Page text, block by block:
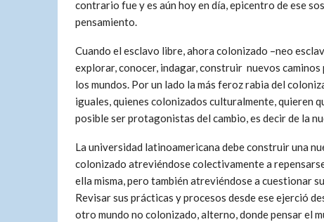
contrario fue y es aún hoy en día, epicentro de ese
pensamiento.
Cuando el esclavo libre, ahora colonizado –neo
explorar, conocer, indagar, construir nuevos
los mundos. Por un lado la más feroz rabia del
iguales, quienes colonizados culturalmente, quieren
posible ser protagonistas del cambio, es decir de la
La universidad latinoamericana debe construir una
colonizado atreviéndose colectivamente a
ella misma, pero también atreviéndose a cuestionar
Revisar sus prácticas y procesos desde ese ejerció
otro mundo no colonizado, alterno, donde pensar el